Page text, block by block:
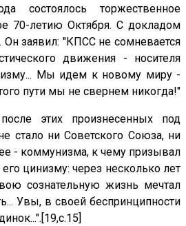
состоялось торжественное
70-летию Октября. С докладом
Он заявил: "КПСС не сомневается
движения - носителя
Мы идем к новому миру -
пути мы не свернем никогда!"
этих произнесенных под
стало ни Советского Союза, ни
- коммунизма, к чему призывал
цинизму: через несколько лет
сознательную жизнь мечтал
Увы, в своей беспринципности